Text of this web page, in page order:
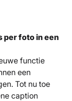
per foto in een
functie
een
Tot nu toe
caption